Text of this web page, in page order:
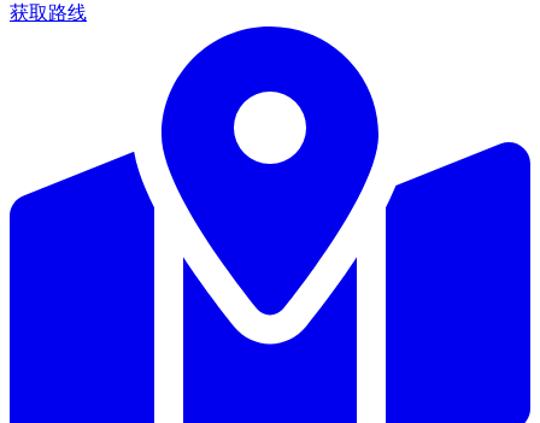
获取路线